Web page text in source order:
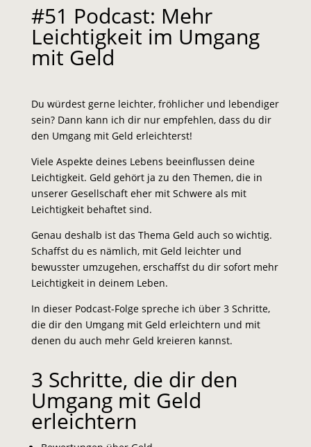
#51 Podcast: Mehr
Leichtigkeit im Umgang
mit Geld
Du würdest gerne leichter, fröhlicher und lebendiger
sein? Dann kann ich dir nur empfehlen, dass du dir
den Umgang mit Geld erleichterst!
Viele Aspekte deines Lebens beeinflussen deine
Leichtigkeit. Geld gehört ja zu den Themen, die in
unserer Gesellschaft eher mit Schwere als mit
Leichtigkeit behaftet sind.
Genau deshalb ist das Thema Geld auch so wichtig.
Schaffst du es nämlich, mit Geld leichter und
bewusster umzugehen, erschaffst du dir sofort mehr
Leichtigkeit in deinem Leben.
In dieser Podcast-Folge spreche ich über 3 Schritte,
die dir den Umgang mit Geld erleichtern und mit
denen du auch mehr Geld kreieren kannst.
3 Schritte, die dir den
Umgang mit Geld
erleichtern